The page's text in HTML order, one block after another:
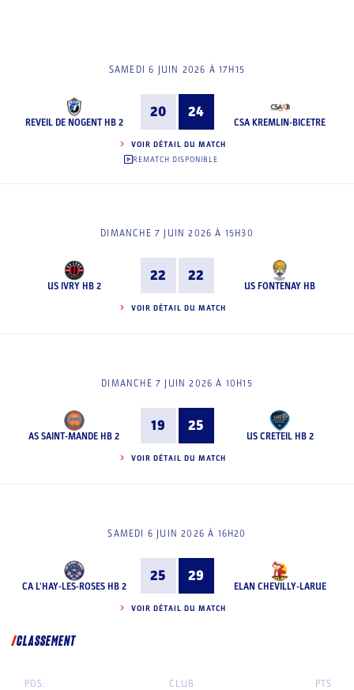
SAMEDI 6 JUIN 2026 À 17H15
REVEIL DE NOGENT HB 2
20 24
CSA KREMLIN-BICETRE
VOIR DÉTAIL DU MATCH
REMATCH DISPONIBLE
DIMANCHE 7 JUIN 2026 À 15H30
US IVRY HB 2
22 22
US FONTENAY HB
VOIR DÉTAIL DU MATCH
DIMANCHE 7 JUIN 2026 À 10H15
AS SAINT-MANDE HB 2
19 25
US CRETEIL HB 2
VOIR DÉTAIL DU MATCH
SAMEDI 6 JUIN 2026 À 16H20
CA L'HAY-LES-ROSES HB 2
25 29
ELAN CHEVILLY-LARUE
VOIR DÉTAIL DU MATCH
CLASSEMENT
POS. CLUB PTS